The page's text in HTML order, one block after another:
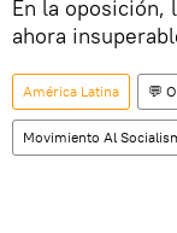
En la oposición,
ahora
América Latina 💬
Movimiento Al